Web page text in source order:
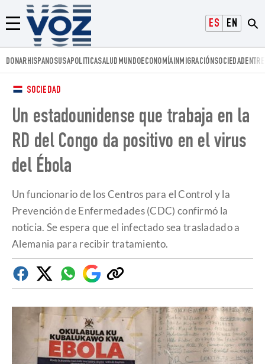
ESPAÑOLENGLISH
Menú
Voz.us
DONARHISPANOSUSAPOLITICASALUD MUNDOECONOMÍAINMIGRACIÓNSOCIEDAD
SOCIEDAD
Un estadounidense que trabaja en la
RD del Congo da positivo en el virus
del Ébola
Un funcionario de los Centros para el Control y la
Prevención de Enfermedades (CDC) confirmó la
noticia. Se espera que el infectado sea trasladado a
Alemania para recibir tratamiento.
FacebookTwitterWhatsapp
Google
Discover
Copiar
enlace